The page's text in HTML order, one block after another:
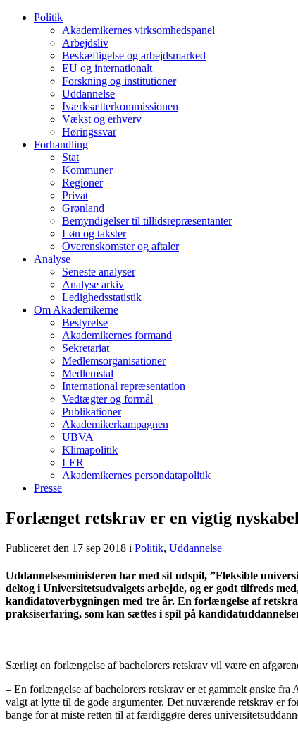
Politik
Akademikernes virksomhedspanel
Arbejdsliv
Beskæftigelse og arbejdsmarked
EU og internationalt
Forskning og institutioner
Uddannelse
Iværksætterkommissionen
Vækst og erhverv
Høringssvar
Forhandling
Stat
Kommuner
Regioner
Privat
Grønland
Bemyndigelser til tillidsrepræsentanter
Løn og takster
Overenskomster og aftaler
Analyse
Seneste analyser
Analyse arkiv
Ledighedsstatistik
Om Akademikerne
Bestyrelse
Akademikernes formand
Sekretariat
Medlemsorganisationer
Medlemstal
International repræsentation
Vedtægter og formål
Publikationer
Akademikerkampagnen
UBVA
Klimapolitik
LER
Akademikernes persondatapolitik
Presse
Forlænget retskrav er en vigtig
Publiceret den 17 sep 2018 i Politik, Uddannelse
Uddannelsesministeren har med sit udspil, ”Fleksible
deltog i Universitetsudvalgets arbejde, og er godt tilfreds
kandidatoverbygningen med tre år. En forlængelse af
praksiserfaring, som kan sættes i spil på
Særligt en forlængelse af bachelorers retskrav vil være en
– En forlængelse af bachelorers retskrav er et gammelt ønske
valgt at lytte til de gode argumenter. Det nuværende retskrav er
bange for at miste retten til at færdiggøre deres